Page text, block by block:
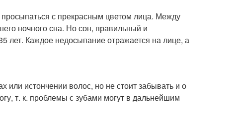
с прекрасным цветом лица. Между
ночного сна. Но сон, правильный и
Каждое недосыпание отражается на лице, а
истончении волос, но не стоит забывать и о
т. к. проблемы с зубами могут в дальнейшим